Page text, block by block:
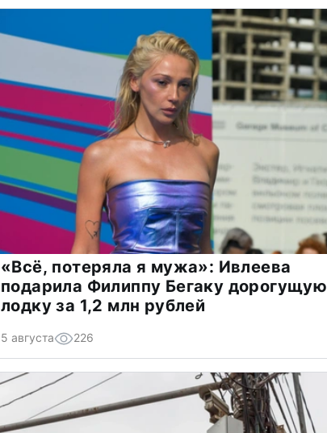
«Всё, потеряла я мужа»: Ивлеева
подарила Филиппу Бегаку дорогущую
лодку за 1,2 млн рублей
5 августа 226